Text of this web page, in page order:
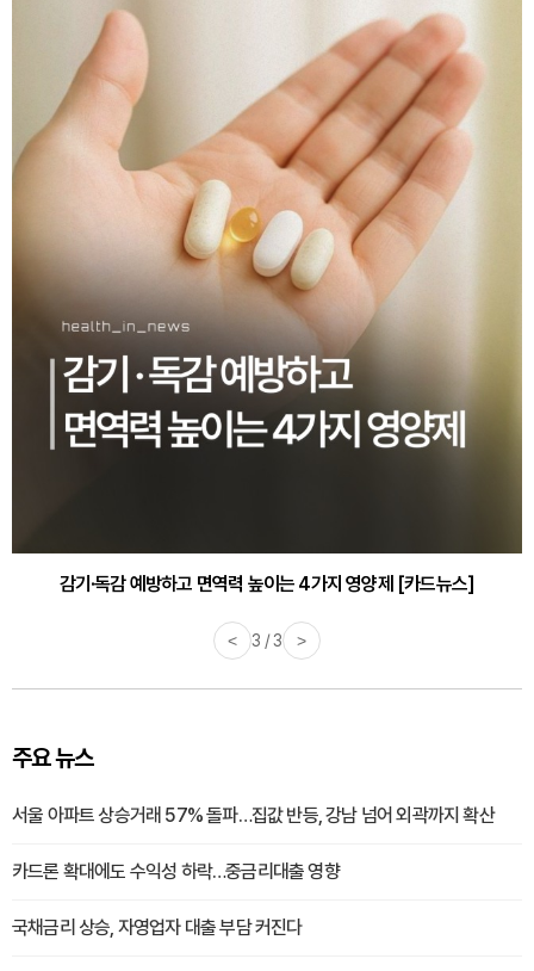
감기·독감 예방하고 면역력 높이는 4가지 영양제 [카드뉴스]
< 3 / 3 >
주요 뉴스
서울 아파트 상승거래 57% 돌파…집값 반등, 강남 넘어 외곽까지 확산
카드론 확대에도 수익성 하락…중금리대출 영향
국채금리 상승, 자영업자 대출 부담 커진다